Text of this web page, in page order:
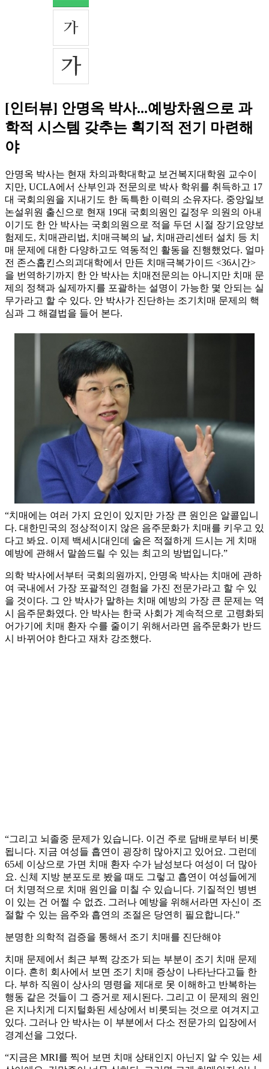
[인터뷰] 안명옥 박사...예방차원으로 과
학적 시스템 갖추는 획기적 전기 마련해
야
안명옥 박사는 현재 차의과학대학교 보건복지대학원 교수이
지만, UCLA에서 산부인과 전문의로 박사 학위를 취득하고 17
대 국회의원을 지내기도 한 독특한 이력의 소유자다. 중앙일보
논설위원 출신으로 현재 19대 국회의원인 길정우 의원의 아내
이기도 한 안 박사는 국회의원으로 적을 두던 시절 장기요양보
험제도, 치매관리법, 치매극복의 날, 치매관리센터 설치 등 치
매 문제에 대한 다양하고도 역동적인 활동을 진행했었다. 얼마
전 존스홉킨스의괴대학에서 만든 치매극복가이드 <36시간>
을 번역하기까지 한 안 박사는 치매전문의는 아니지만 치매 문
제의 정책과 실제까지를 포괄하는 설명이 가능한 몇 안되는 실
무가라고 할 수 있다. 안 박사가 진단하는 조기치매 문제의 핵
심과 그 해결법을 들어 본다.
“치매에는 여러 가지 요인이 있지만 가장 큰 원인은 알콜입니
다. 대한민국의 정상적이지 않은 음주문화가 치매를 키우고 있
다고 봐요. 이제 백세시대인데 술은 적절하게 드시는 게 치매
예방에 관해서 말씀드릴 수 있는 최고의 방법입니다.”
의학 박사에서부터 국회의원까지, 안명옥 박사는 치매에 관하
여 국내에서 가장 포괄적인 경험을 가진 전문가라고 할 수 있
을 것이다. 그 안 박사가 말하는 치매 예방의 가장 큰 문제는 역
시 음주문화였다. 안 박사는 한국 사회가 계속적으로 고령화되
어가기에 치매 환자 수를 줄이기 위해서라면 음주문화가 반드
시 바뀌어야 한다고 재차 강조했다.
“그리고 뇌졸중 문제가 있습니다. 이건 주로 담배로부터 비롯
됩니다. 지금 여성들 흡연이 굉장히 많아지고 있어요. 그런데
65세 이상으로 가면 치매 환자 수가 남성보다 여성이 더 많아
요. 신체 지방 분포도로 봤을 때도 그렇고 흡연이 여성들에게
더 치명적으로 치매 원인을 미칠 수 있습니다. 기질적인 병변
이 있는 건 어쩔 수 없죠. 그러나 예방을 위해서라면 자신이 조
절할 수 있는 음주와 흡연의 조절은 당연히 필요합니다.”
분명한 의학적 검증을 통해서 조기 치매를 진단해야
치매 문제에서 최근 부쩍 강조가 되는 부분이 조기 치매 문제
이다. 흔히 회사에서 보면 조기 치매 증상이 나타난다고들 한
다. 부하 직원이 상사의 명령을 제대로 못 이해하고 반복하는
행동 같은 것들이 그 증거로 제시된다. 그리고 이 문제의 원인
은 지나치게 디지털화된 세상에서 비롯되는 것으로 여겨지고
있다. 그러나 안 박사는 이 부분에서 다소 전문가의 입장에서
경계선을 그었다.
“지금은 MRI를 찍어 보면 치매 상태인지 아닌지 알 수 있는 세